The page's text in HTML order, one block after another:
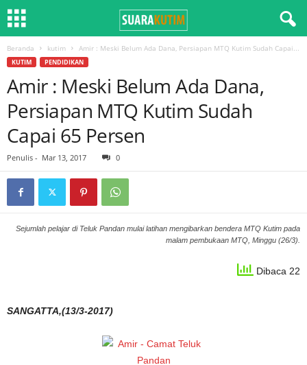
Beranda kutim Amir : Meski Belum Ada Dana, Persiapan MTQ Kutim Sudah Capai...
KUTIM PENDIDIKAN
Amir : Meski Belum Ada Dana,
Persiapan MTQ Kutim Sudah
Capai 65 Persen
Penulis - Mar 13, 2017 0
Sejumlah pelajar di Teluk Pandan mulai latihan mengibarkan bendera MTQ Kutim pada
malam pembukaan MTQ, Minggu (26/3).
Dibaca 22
SANGATTA,(13/3-2017)